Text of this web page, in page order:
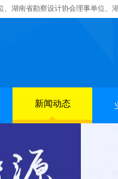
湖南省勘察设计协会理事单位、
新闻动态